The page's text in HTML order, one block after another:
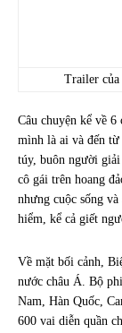
Trailer của
Câu chuyện kể về
mình là ai và đến
túy, buôn người
cô gái trên hoang
nhưng cuộc sống
hiểm, kể cả giết
Về mặt bối cảnh,
nước châu Á. Bộ
Nam, Hàn Quốc,
600 vai diễn quần